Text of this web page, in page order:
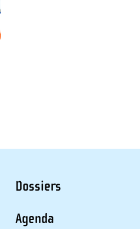
Dossiers
Agenda